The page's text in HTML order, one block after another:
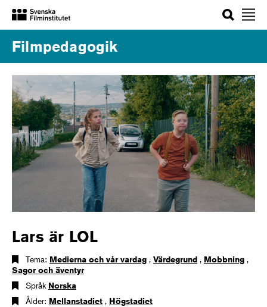
Sök
Filmpedagogik
Lars är LOL
Tema: Medierna och vår vardag , Värdegrund , Mobbning ,
Sagor och äventyr
Språk Norska
Ålder: Mellanstadiet , Högstadiet